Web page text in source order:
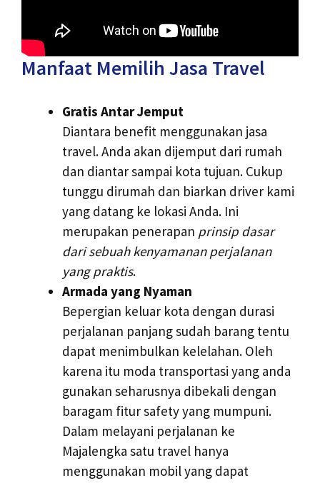
Manfaat Memilih Jasa Travel
Gratis Antar Jemput
Diantara benefit menggunakan jasa
travel. Anda akan dijemput dari rumah
dan diantar sampai kota tujuan. Cukup
tunggu dirumah dan biarkan driver kami
yang datang ke lokasi Anda. Ini
merupakan penerapan prinsip dasar
dari sebuah kenyamanan perjalanan
yang praktis.
Armada yang Nyaman
Bepergian keluar kota dengan durasi
perjalanan panjang sudah barang tentu
dapat menimbulkan kelelahan. Oleh
karena itu moda transportasi yang anda
gunakan seharusnya dibekali dengan
baragam fitur safety yang mumpuni.
Dalam melayani perjalanan ke
Majalengka satu travel hanya
menggunakan mobil yang dapat